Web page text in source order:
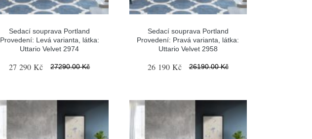
Sedací souprava Portland
Provedení: Levá varianta, látka:
Uttario Velvet 2974
27 290 Kč 27290.00 Kč
Sedací souprava Portland
Provedení: Pravá varianta, látka:
Uttario Velvet 2958
26 190 Kč 26190.00 Kč